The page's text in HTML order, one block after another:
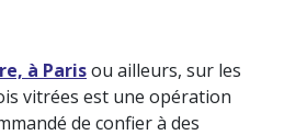
DE BUREAU
SURFACES VITRÉES
à Parisou ailleurs, sur les
vitrées est une opération
de confier à des